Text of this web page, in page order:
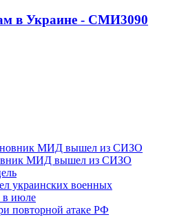
в Украине - СМИ3090
МИД вышел из СИЗО
украинских военных
в июле
повторной атаке РФ